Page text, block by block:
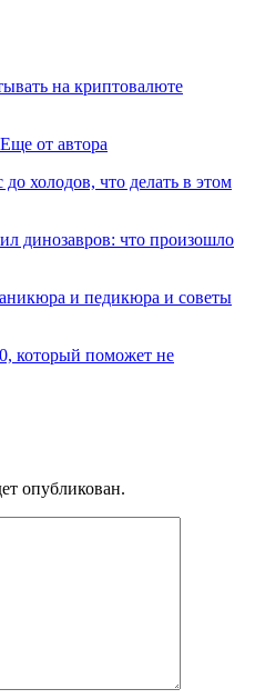
на криптовалюте
Еще от автора
холодов, что делать в этом
динозавров: что произошло
и педикюра и советы
который поможет не
опубликован.